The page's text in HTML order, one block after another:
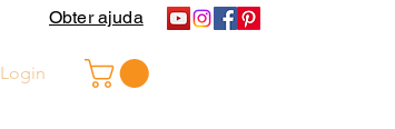
Obter ajuda
Login